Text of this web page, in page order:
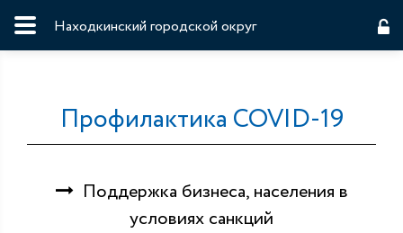
Находкинский городской округ
Профилактика COVID-19
Поддержка бизнеса, населения в
условиях санкций